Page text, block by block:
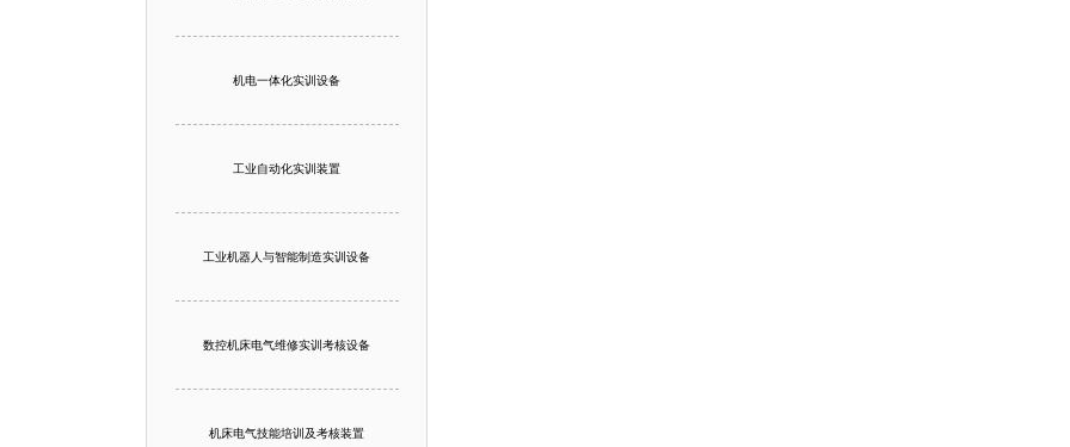
机电一体化实训设备
工业自动化实训装置
工业机器人与智能制造实训设备
数控机床电气维修实训考核设备
机床电气技能培训及考核装置